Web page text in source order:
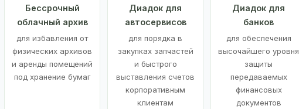
Бессрочный
облачный архив
для избавления от
физических архивов
и аренды помещений
под хранение бумаг
Диадок для
автосервисов
для порядка в
закупках запчастей
и быстрого
выставления счетов
корпоративным
клиентам
Диадок для
банков
для обеспечения
высочайшего уровня
защиты
передаваемых
финансовых
документов